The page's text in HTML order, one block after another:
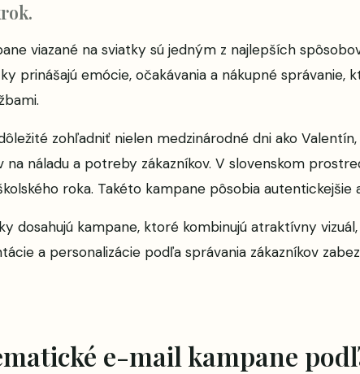
viazané na sviatky sú jedným z najlepších
prinášajú emócie, očakávania a nákupné
zohľadniť nielen medzinárodné dni ako
na náladu a potreby zákazníkov. V slovenskom
roka. Takéto kampane pôsobia autentickejšie
dosahujú kampane, ktoré kombinujú atraktívny
a personalizácie podľa správania zákazníkov
e-mail kampane